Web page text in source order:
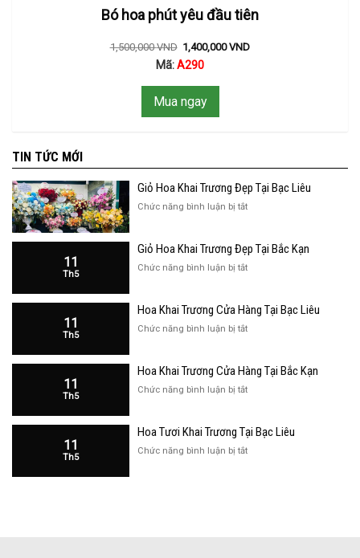
Bó hoa phút yêu đầu tiên
1,500,000VND 1,400,000VND
Mã:A290
Mua ngay
TIN TỨC MỚI
Giỏ Hoa Khai Trương Đẹp Tại Bạc Liêu
Chức năng bình luận bị tắtở
Khai
Đẹp
Liêu
11
Th5
Giỏ Hoa Khai Trương Đẹp Tại Bắc Kạn
Chức năng bình luận bị tắtở
Khai
Đẹp
Kạn
11
Th5
Hoa Khai Trương Cửa Hàng Tại Bạc Liêu
Chức năng bình luận bị tắtở
Trương
Hàng
Liêu
11
Th5
Hoa Khai Trương Cửa Hàng Tại Bắc Kạn
Chức năng bình luận bị tắtở
Trương
Hàng
11
Th5
Hoa Tươi Khai Trương Tại Bạc Liêu
Chức năng bình luận bị tắtở